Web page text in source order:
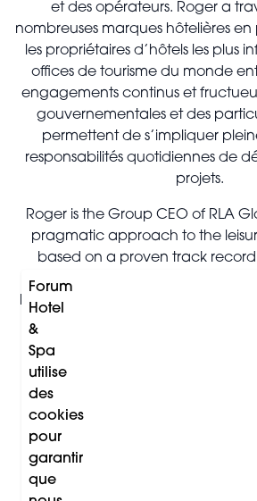
et des opérateurs. Roger a
nombreuses marques hôtelières
les propriétaires d’hôtels les plus
offices de tourisme du monde
engagements continus et
gouvernementales et des
permettent de s’impliquer
responsabilités quotidiennes de
projets.
Roger is the Group CEO of RLA
pragmatic approach to the
based on a proven track
owners' and operators' best
has worked with many of the
brands and most influential hotel
successful ongoing
entities and high net worth
engaged with the day-to-day
Roger est le PDG du groupe RLA
Forum
Hotel
&
Spa
utilise
des
cookies
pour
garantir
que